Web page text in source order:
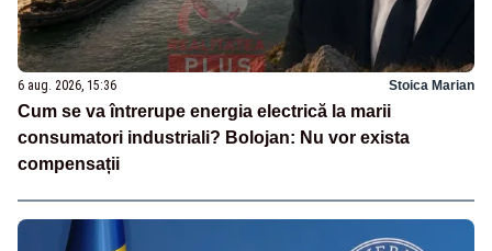
6 aug. 2026, 15:36 Stoica Marian
Cum se va întrerupe energia electrică la marii
consumatori industriali? Bolojan: Nu vor exista
compensații